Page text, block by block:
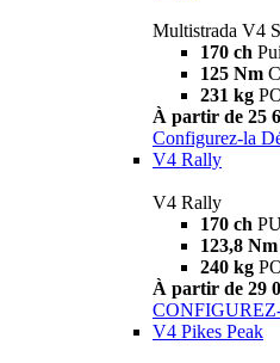
Multistrada V4 S
170 ch
125 Nm
231 kg
À partir de 25
Configurez-la
V4 Rally
V4 Rally
170 ch
123,8 Nm
240 kg
À partir de 29
V4 Pikes Peak